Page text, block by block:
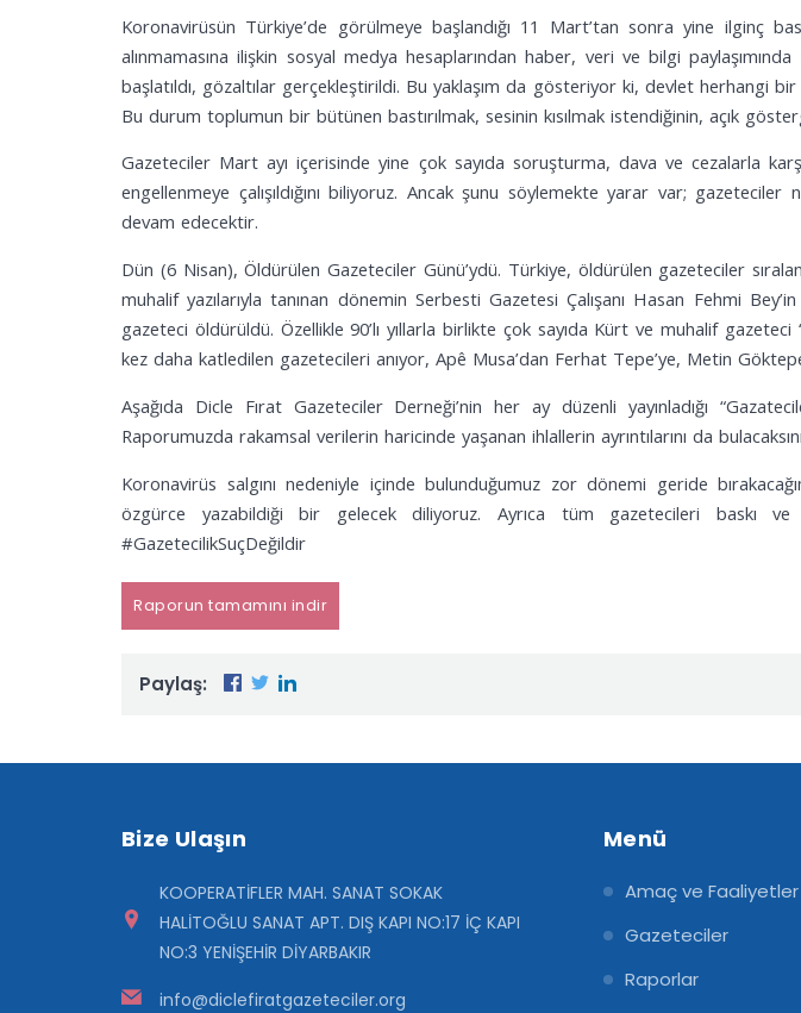
Koronavirüsün Türkiye’de görülmeye başlandığı 11 Mart’tan sonra yine ilginç
alınmamasına ilişkin sosyal medya hesaplarından haber, veri ve bilgi
başlatıldı, gözaltılar gerçekleştirildi. Bu yaklaşım da gösteriyor ki, devlet herhangi
Bu durum toplumun bir bütünen bastırılmak, sesinin kısılmak istendiğinin, açık
Gazeteciler Mart ayı içerisinde yine çok sayıda soruşturma, dava ve cezalarla
engellenmeye çalışıldığını biliyoruz. Ancak şunu söylemekte yarar var;
devam edecektir.
Dün (6 Nisan), Öldürülen Gazeteciler Günü’ydü. Türkiye, öldürülen gazeteciler
muhalif yazılarıyla tanınan dönemin Serbesti Gazetesi Çalışanı Hasan Fehmi
gazeteci öldürüldü. Özellikle 90’lı yıllarla birlikte çok sayıda Kürt ve muhalif
kez daha katledilen gazetecileri anıyor, Apê Musa’dan Ferhat Tepe’ye, Metin
Aşağıda Dicle Fırat Gazeteciler Derneği’nin her ay düzenli yayınladığı
Raporumuzda rakamsal verilerin haricinde yaşanan ihlallerin ayrıntılarını da
Koronavirüs salgını nedeniyle içinde bulunduğumuz zor dönemi geride
özgürce yazabildiği bir gelecek diliyoruz. Ayrıca tüm gazetecileri baskı ve
#GazetecilikSuçDeğildir
Raporun tamamını indir
Paylaş:
Bize Ulaşın
KOOPERATİFLER MAH. SANAT SOKAK
HALİTOĞLU SANAT APT. DIŞ KAPI NO:17 İÇ KAPI
NO:3 YENİŞEHİR DİYARBAKIR
info@diclefiratgazeteciler.org
Menü
Amaç ve Faaliyetler
Gazeteciler
Raporlar